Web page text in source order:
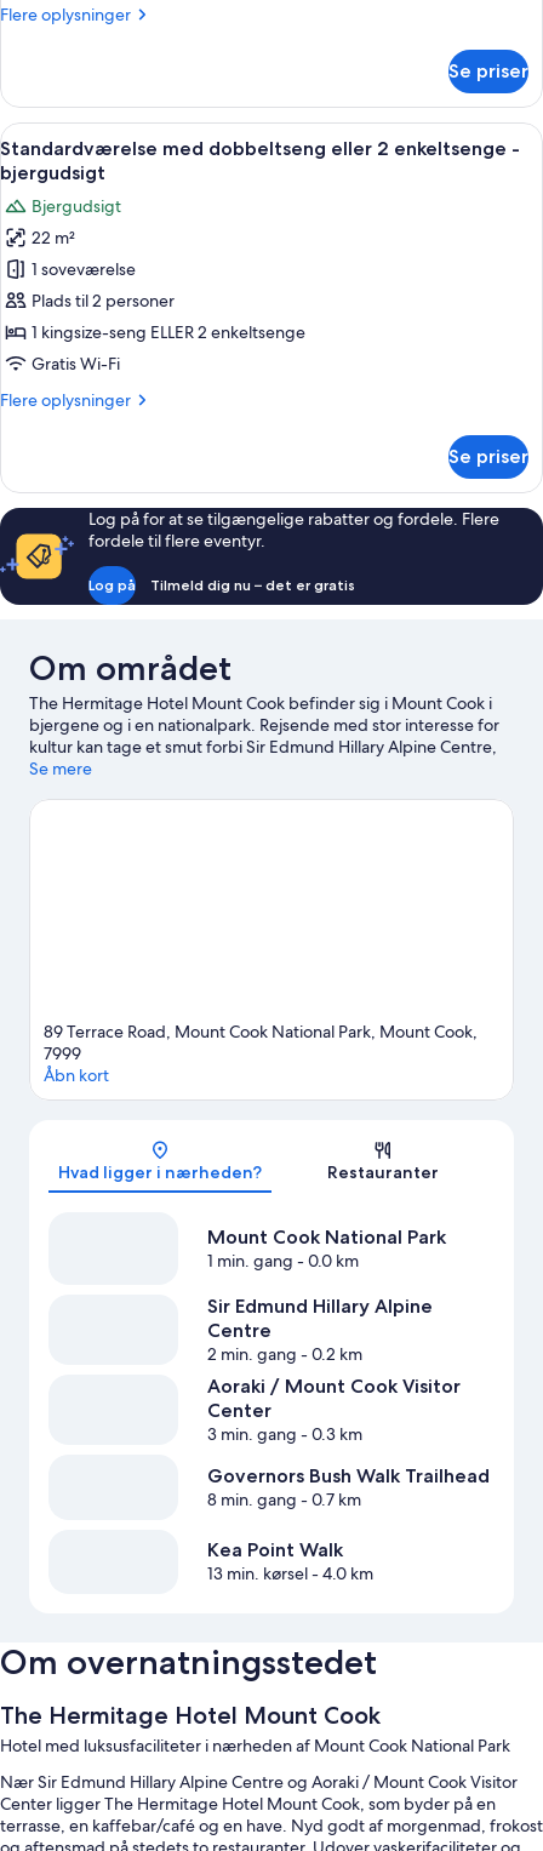
seng
Flere oplysninger
Flere
værelse
1
kingsize-
seng
-
bjergudsigt
Se priser
Indlæs
alle
billeder
af
Standardværelse
med
dobbeltseng
eller
2
-
Et hotelværelse med en stor seng,
3
Standardværelse med dobbeltseng eller 2 enkeltsenge -
bjergudsigt
Bjergudsigt
22 m²
1 soveværelse
Plads til 2 personer
1 kingsize-seng ELLER 2 enkeltsenge
Gratis Wi-Fi
Flere oplysninger
Flere
med
dobbeltseng
eller
enkeltsenge
-
Se priser
Log på for at se tilgængelige rabatter og fordele. Flere
fordele til flere eventyr.
Log på Tilmeld dig nu – det er gratis
Om området
The Hermitage Hotel Mount Cook befinder sig i Mount Cook i
bjergene og i en nationalpark. Rejsende med stor interesse for
kultur kan tage et smut forbi Sir Edmund Hillary Alpine Centre,
mens dem, der sætter pris på stedets naturskønne områder, kan
kigge forbi Aoraki / Mount Cook Visitor Center og Tasman
Se mere
89 Terrace Road, Mount Cook National Park, Mount Cook,
7999
Åbn kort
Hvad ligger i nærheden? Restauranter
Mount Cook National Park
1 min. gang - 0.0 km
Sir Edmund Hillary Alpine
Centre
2 min. gang - 0.2 km
Aoraki / Mount Cook Visitor
Center
3 min. gang - 0.3 km
Governors Bush Walk Trailhead
8 min. gang - 0.7 km
Kea Point Walk
13 min. kørsel- 4.0 km
Om overnatningsstedet
The Hermitage Hotel Mount Cook
Hotel med luksusfaciliteter i nærheden af Mount Cook National Park
Nær Sir Edmund Hillary Alpine Centre og Aoraki / Mount Cook Visitor
Center ligger The Hermitage Hotel Mount Cook, som byder på en
terrasse, en kaffebar/café og en have. Nyd godt af morgenmad, frokost